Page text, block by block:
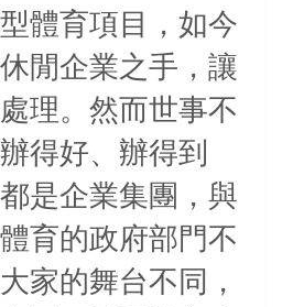
體育項目，如今
閒企業之手，讓
理。然而世事不
得好、辦得到
是企業集團，與
育的政府部門不
家的舞台不同，